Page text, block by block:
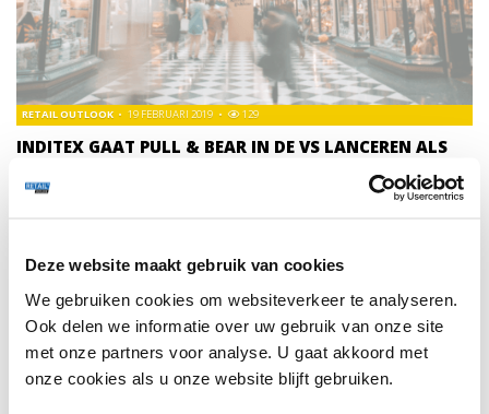
Deze website maakt gebruik van cookies
We gebruiken cookies om websiteverkeer te analyseren.
Ook delen we informatie over uw gebruik van onze site
met onze partners voor analyse. U gaat akkoord met
onze cookies als u onze website blijft gebruiken.
INDITEX GAAT PULL & BEAR IN DE VS LANCEREN ALS
RETAIL OUTLOOK 19 FEBRUARI 2019 129
Vorig jaar kondigde Inditex plannen aan om alle acht merken
tegen 2020 wereldwijd online beschikbaar te stellen.